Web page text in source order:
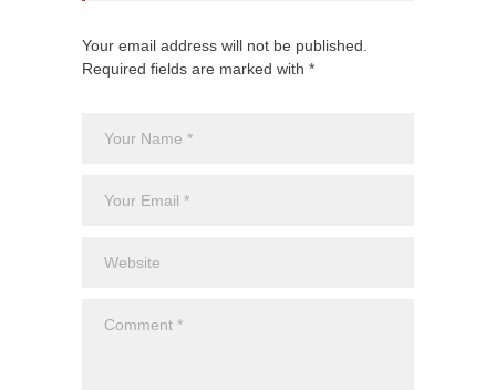
Your email address will not be published.
Required fields are marked with *